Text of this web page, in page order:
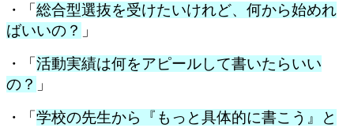
・「総合型選抜を受けたいけれど、何から始めれ
ばいいの？ 」
・「活動実績は何をアピールして書いたらいい
の？ 」
・「学校の先生から『もっと具体的に書こう』と